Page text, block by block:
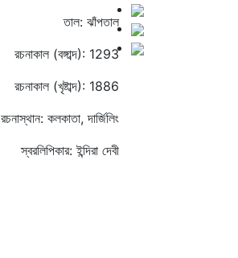
তাল: ঝাঁপতাল
রচনাকাল (বঙ্গাব্দ): 1293
রচনাকাল (খৃষ্টাব্দ): 1886
রচনাস্থান: কলকাতা, দার্জিলিং
স্বরলিপিকার: ইন্দিরা দেবী